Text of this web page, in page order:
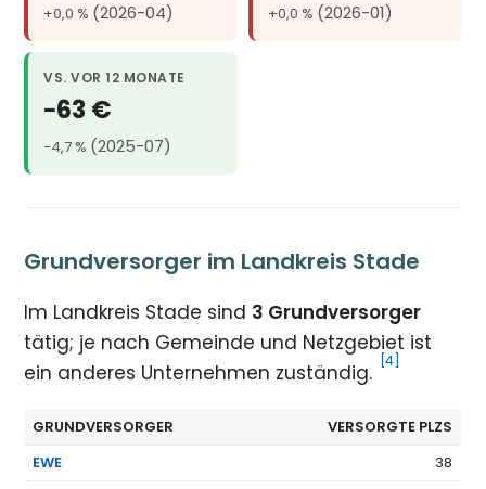
+0,0 % (2026-04) +0,0 % (2026-01)
VS. VOR 12 MONATE
−63 €
−4,7 % (2025-07)
Grundversorger im Landkreis Stade
Im Landkreis Stade sind 3 Grundversorger
tätig; je nach Gemeinde und Netzgebiet ist
ein anderes Unternehmen zuständig.
[4]
GRUNDVERSORGER
VERSORGTE PLZS
EWE
38